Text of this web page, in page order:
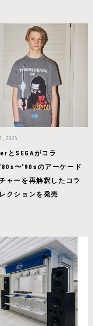
2026
とSEGAがコラ
〜'90sのアーケード
ャーを再解釈したコラ
クションを発売